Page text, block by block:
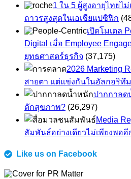
1 ใน 5 ผู้สูงอายุไทยไ
ถาวรสูงสุดในเอเชียแปซิฟิก
เปิดโมเดล
Digital เมื่อ Employee
ยุทธศาสตร์ธุรกิจ (37,175)
2026 Marketing
สายตา แต่แข่งกันในอัลกอริทึม
ปากกาลด
ดักสุขภาพ? (26,297)
Media
สัมพันธ์อย่างเดียวไม่เพียงพออี
Like us on Facebook